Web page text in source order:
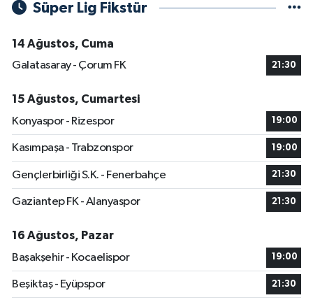
Süper Lig Fikstür
14 Ağustos, Cuma
Galatasaray - Çorum FK
21:30
15 Ağustos, Cumartesi
Konyaspor - Rizespor
19:00
Kasımpaşa - Trabzonspor 19:00
Gençlerbirliği S.K. - Fenerbahçe 21:30
Gaziantep FK - Alanyaspor 21:30
16 Ağustos, Pazar
Başakşehir - Kocaelispor
19:00
Beşiktaş - Eyüpspor 21:30